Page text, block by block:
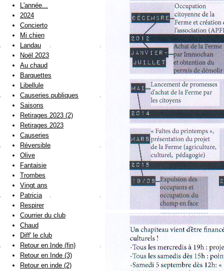
L'année...
2024
Concierto
Mi chien
Landau
Noël 2023
Au chaud
Barquettes
Libellule
Causeries publiques
Saisons
Retirages 2023 (2)
Retirages 2023
Causeries
Réversible
Olive
Fantaisie
Trombes
Vingt ans
Patricia
Respirer
Courrier du club
Chaud
Diff' le club
Retour en Inde (fin)
Retour en Inde (3)
Retour en inde (2)